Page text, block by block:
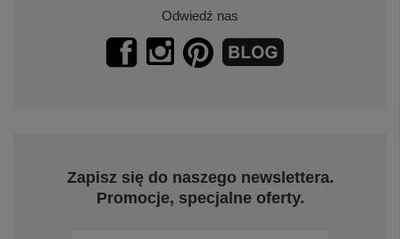
Odwiedź nas
Zapisz się do naszego newslettera.
Promocje, specjalne oferty.